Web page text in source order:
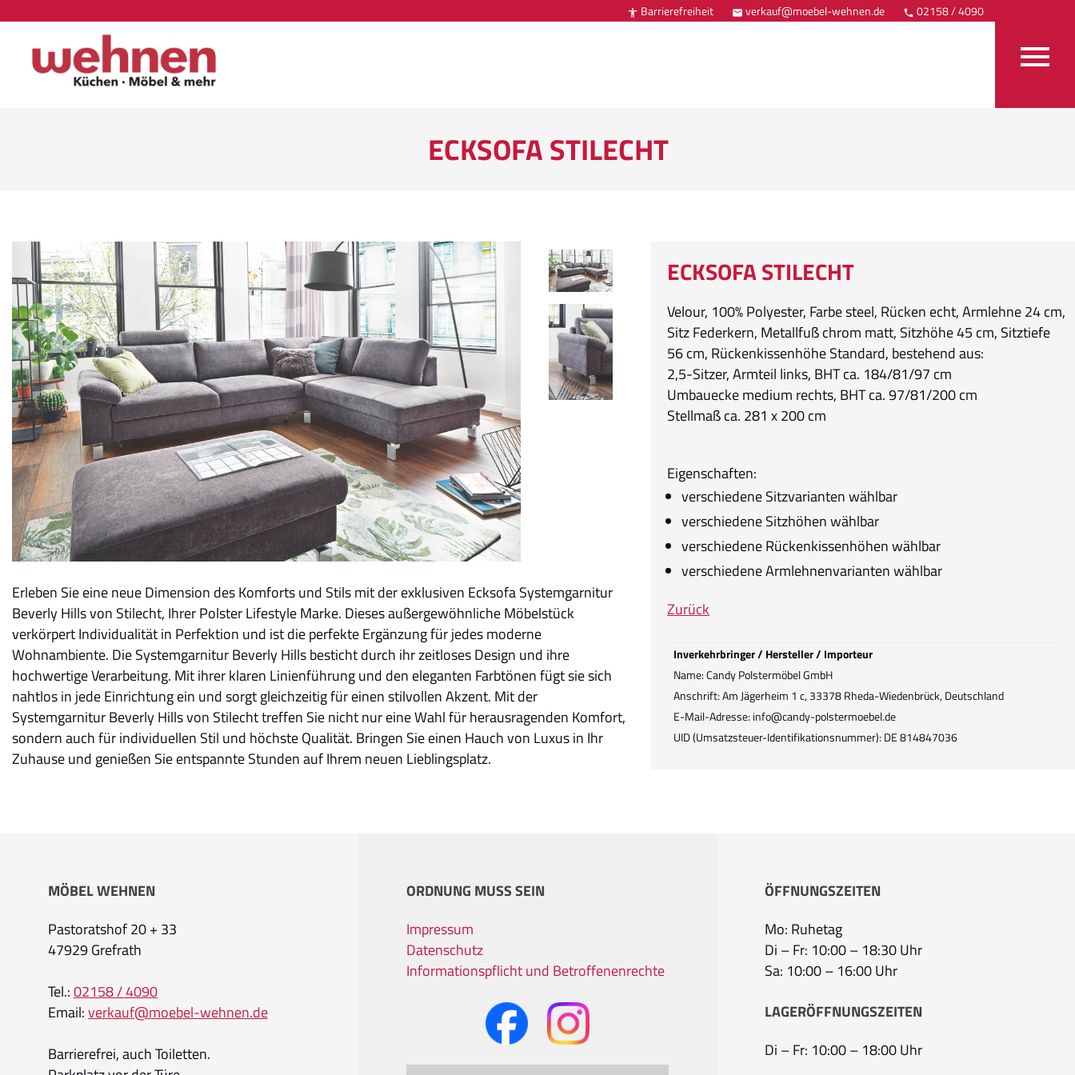
 Barrierefreiheit  verkauf@moebel-wehnen.de  02158 / 4090
ECKSOFA STILECHT
Erleben Sie eine neue Dimension des Komforts und Stils mit der exklusiven Ecksofa Systemgarnitur
Beverly Hills von Stilecht, Ihrer Polster Lifestyle Marke. Dieses außergewöhnliche Möbelstück
verkörpert Individualität in Perfektion und ist die perfekte Ergänzung für jedes moderne
Wohnambiente. Die Systemgarnitur Beverly Hills besticht durch ihr zeitloses Design und ihre
hochwertige Verarbeitung. Mit ihrer klaren Linienführung und den eleganten Farbtönen fügt sie sich
nahtlos in jede Einrichtung ein und sorgt gleichzeitig für einen stilvollen Akzent. Mit der
Systemgarnitur Beverly Hills von Stilecht treffen Sie nicht nur eine Wahl für herausragenden Komfort,
sondern auch für individuellen Stil und höchste Qualität. Bringen Sie einen Hauch von Luxus in Ihr
Zuhause und genießen Sie entspannte Stunden auf Ihrem neuen Lieblingsplatz.
ECKSOFA STILECHT
Velour, 100% Polyester, Farbe steel, Rücken echt, Armlehne 24 cm,
Sitz Federkern, Metallfuß chrom matt, Sitzhöhe 45 cm, Sitztiefe
56 cm, Rückenkissenhöhe Standard, bestehend aus:
2,5-Sitzer, Armteil links, BHT ca. 184/81/97 cm
Umbauecke medium rechts, BHT ca. 97/81/200 cm
Stellmaß ca. 281 x 200 cm
Eigenschaften:
verschiedene Sitzvarianten wählbar
verschiedene Sitzhöhen wählbar
verschiedene Rückenkissenhöhen wählbar
verschiedene Armlehnenvarianten wählbar
Zurück
Inverkehrbringer / Hersteller / Importeur
Name: Candy Polstermöbel GmbH
Anschrift: Am Jägerheim 1 c, 33378 Rheda-Wiedenbrück, Deutschland
E-Mail-Adresse: info@candy-polstermoebel.de
UID (Umsatzsteuer-Identifikationsnummer): DE 814847036
MÖBEL WEHNEN
Pastoratshof 20 + 33
47929 Grefrath
Tel.:02158 / 4090
Email:verkauf@moebel-wehnen.de
Barrierefrei, auch Toiletten.
ORDNUNG MUSS SEIN
Impressum
Datenschutz
Informationspflicht und Betroffenenrechte
ÖFFNUNGSZEITEN
Mo: Ruhetag
Di – Fr: 10:00 – 18:30 Uhr
Sa: 10:00 – 16:00 Uhr
LAGERÖFFNUNGSZEITEN
Di – Fr: 10:00 – 18:00 Uhr